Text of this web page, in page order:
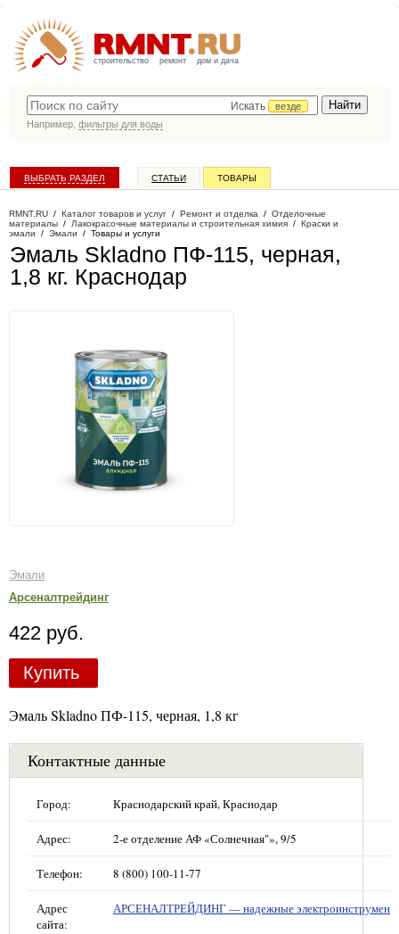
строительство ремонт дом и дача
Искать
везде
Например, фильтры для воды
ВЫБРАТЬ РАЗДЕЛ СТАТЬИ ТОВАРЫ
RMNT.RU / Каталог товаров и услуг / Ремонт и отделка / Отделочные
материалы / Лакокрасочные материалы и строительная химия / Краски и
эмали / Эмали / Товары и услуги
Эмаль Skladno ПФ-115, черная,
1,8 кг. Краснодар
Эмали
Арсеналтрейдинг
422 руб.
Купить
Эмаль Skladno ПФ-115, черная, 1,8 кг
Контактные данные
Город: Краснодарский край, Краснодар
Адрес: 2-е отделение АФ «Солнечная"», 9/5
Телефон: 8 (800) 100-11-77
Адрес
сайта:
АРСЕНАЛТРЕЙДИНГ — надежные